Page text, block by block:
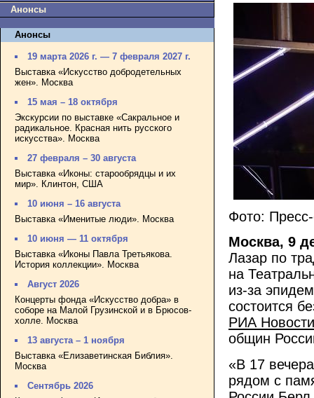
Анонсы
Анонсы
19 марта 2026 г. — 7 февраля 2027 г.
Выставка «Искусство добродетельных
жен». Москва
15 мая – 18 октября
Экскурсии по выставке «Сакральное и
радикальное. Красная нить русского
искусства». Москва
27 февраля – 30 августа
Выставка «Иконы: старообрядцы и их
мир». Клинтон, США
10 июня – 16 августа
Выставка «Именитые люди». Москва
10 июня — 11 октября
Выставка «Иконы Павла Третьякова.
История коллекции». Москва
Август 2026
Концерты фонда «Искусство добра» в
соборе на Малой Грузинской и в Брюсов-
холле. Москва
13 августа – 1 ноября
Выставка «Елизаветинская Библия».
Москва
Сентябрь 2026
Фото:
Москва, 9
Лазар по
на
из-за
состоится
РИА Новости
общин
«В 17
рядом с